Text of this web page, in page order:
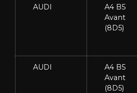
AUDI
A4 B5
Avant
(8D5)
AUDI
A4 B5
Avant
(8D5)